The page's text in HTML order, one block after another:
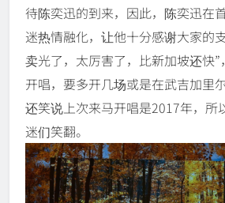
待陈奕迅的到来，因此，陈奕迅在
迷热情融化，让他十分感谢大家的
卖光了，太厉害了，比新加坡还快
开唱，要多开几场或是在武吉加里
还笑说上次来马开唱是2017年，所
迷们笑翻。